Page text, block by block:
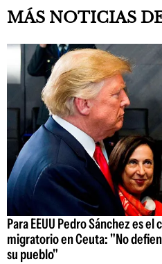
MÁS NOTICIAS
Para EEUU Pedro Sánchez es
migratorio en Ceuta: "No
su pueblo"